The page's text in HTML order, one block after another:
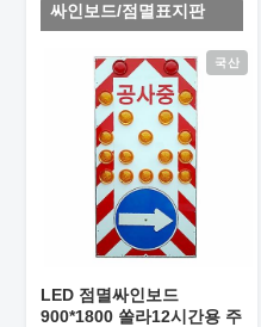
싸인보드/점멸표지판
국산
LED 점멸싸인보드
900*1800 쏠라12시간용 주